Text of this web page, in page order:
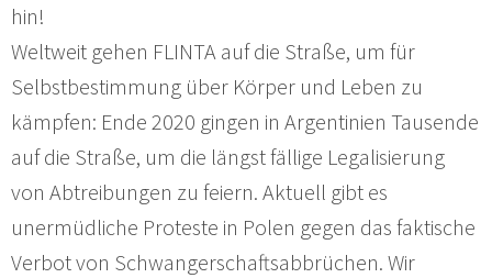
hin!
Weltweit gehen FLINTA auf die Straße, um für
Selbstbestimmung über Körper und Leben zu
kämpfen: Ende 2020 gingen in Argentinien Tausende
auf die Straße, um die längst fällige Legalisierung
von Abtreibungen zu feiern. Aktuell gibt es
unermüdliche Proteste in Polen gegen das faktische
Verbot von Schwangerschaftsabbrüchen. Wir